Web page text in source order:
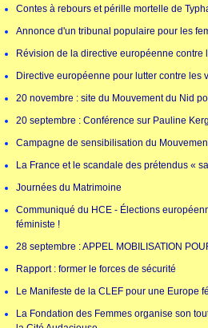
Contes à rebours et pérille mortelle de
Annonce d'un tribunal populaire pour les
Révision de la directive européenne contre
Directive européenne pour lutter contre les
20 novembre : site du Mouvement du Nid
20 septembre : Conférence sur Pauline
Campagne de sensibilisation du
La France et le scandale des prétendus «
Journées du Matrimoine
Communiqué du HCE - Élections
féministe !
28 septembre : APPEL MOBILISATION
Rapport : former le forces de sécurité
Le Manifeste de la CLEF pour une Europe
La Fondation des Femmes organise son